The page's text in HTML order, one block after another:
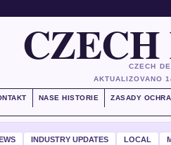
CZECH
AKTUALIZOVANO
NASE HISTORIE ZASADY
INDUSTRY UPDATES LOCAL